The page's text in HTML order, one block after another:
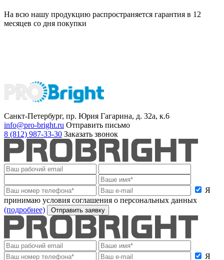
На всю нашу продукцию распространяется гарантия в 12
месяцев со дня покупки
Санкт-Петербург, пр. Юрия Гагарина, д. 32а, к.6
info@pro-bright.ru Отправить письмо
8 (812) 987-33-30 Заказать звонок
Я
принимаю условия соглашения о персональных данных
(подробнее)
Отправить заявку
Я